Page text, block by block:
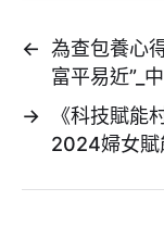
← 為查包養心
富平易近”_
→
《科技賦能
2024婦女賦